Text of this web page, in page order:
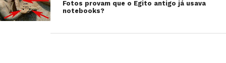
Fotos provam que o Egito antigo já usava
notebooks?